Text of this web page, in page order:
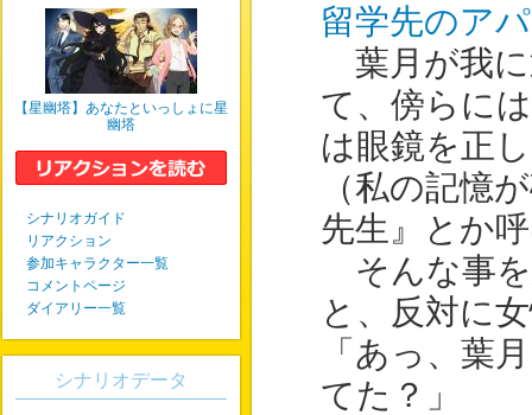
留学先のア
葉月が我に
て、傍らに
は眼鏡を正
（私の記憶
先生』とか
そんな事を
と、反対に
「あっ、
てた？」
【星幽塔】あなたといっしょに星
幽塔
シナリオガイド
リアクション
参加キャラクター一覧
コメントページ
ダイアリー一覧
シナリオデータ